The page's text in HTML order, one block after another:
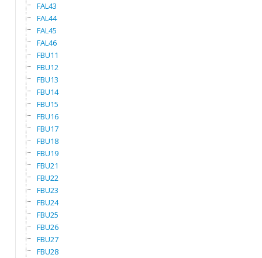
FAL43
FAL44
FAL45
FAL46
FBU11
FBU12
FBU13
FBU14
FBU15
FBU16
FBU17
FBU18
FBU19
FBU21
FBU22
FBU23
FBU24
FBU25
FBU26
FBU27
FBU28